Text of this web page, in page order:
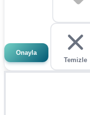
Onayla
Temizle